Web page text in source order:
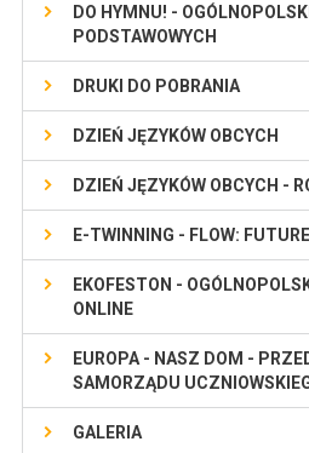
DO HYMNU! -
PODSTAWOWYCH
DRUKI DO POBRANIA
DZIEŃ JĘZYKÓW OBCYCH
DZIEŃ JĘZYKÓW OBCYCH -
E-TWINNING - FLOW:
EKOFESTON -
ONLINE
EUROPA - NASZ DOM -
SAMORZĄDU
GALERIA